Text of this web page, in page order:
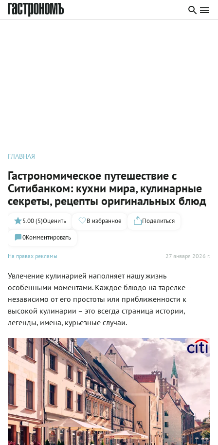
ГЛАВНАЯ
Гастрономическое путешествие с
Ситибанком: кухни мира, кулинарные
секреты, рецепты оригинальных блюд
На правах рекламы 27 января 2026 г.
5.00 (5)Оценить В избранное
Поделиться
0Комментировать
Увлечение кулинарией наполняет нашу жизнь
особенными моментами. Каждое блюдо на тарелке –
независимо от его простоты или приближенности к
высокой кулинарии – это всегда страница истории,
легенды, имена, курьезные случаи.